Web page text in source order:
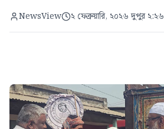
NewsView ২ ফেব্রুয়ারি, ২০২৬ দুপুর ২:২৬